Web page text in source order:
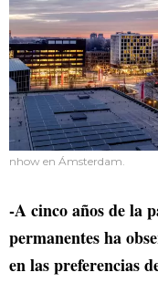
nhow en Ámsterdam.
-A cinco años de la
permanentes ha
en las preferencias